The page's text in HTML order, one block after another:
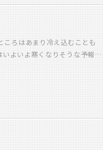
ころはあまり冷え込むことも
よいよ寒くなりそうな予報
アイビックでは 大分エリアに
野の令和の里会場 オープンし
をぜひご覧ください さて、先
の文字 現行では住宅ローン
はこの控除率が 0.7％に縮小さ
を受けられる期間を延長して
うです （決定ではないです